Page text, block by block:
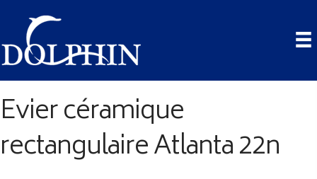
Evier céramique
rectangulaire Atlanta 22n